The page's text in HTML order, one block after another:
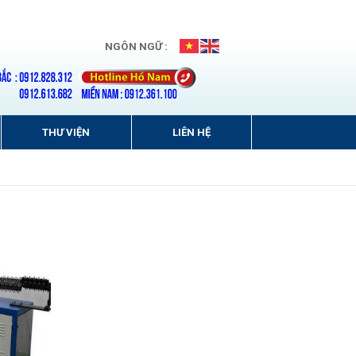
NGÔN NGỮ :
THƯ VIỆN LIÊN HỆ